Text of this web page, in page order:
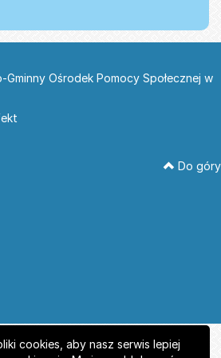
cookies, aby nasz serwis lepiej
Ośrodek Pomocy Społecznej w
Do góry